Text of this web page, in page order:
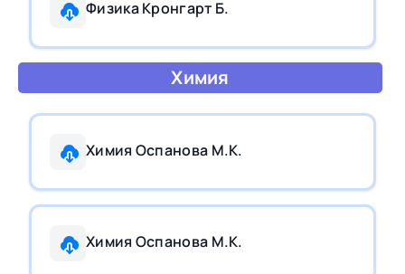
Физика Кронгарт Б.
Химия
Химия Оспанова М.К.
Химия Оспанова М.К.